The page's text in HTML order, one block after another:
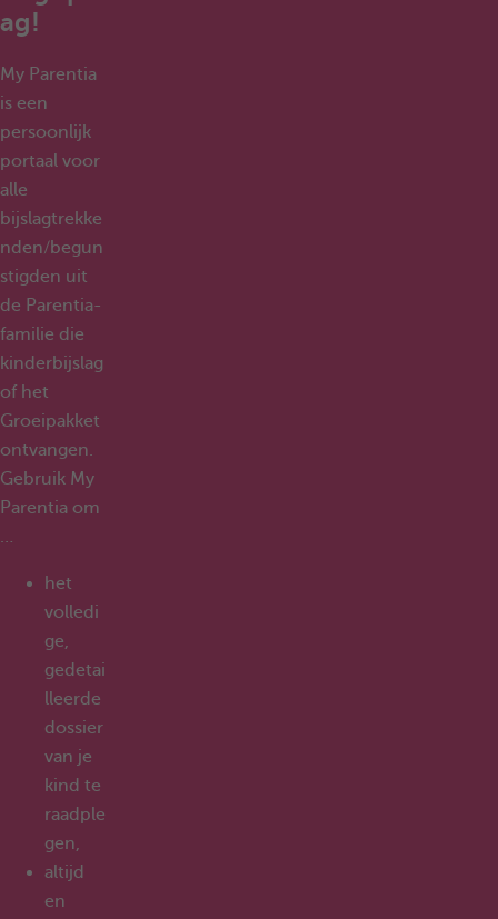
ag!
My Parentia
is een
persoonlijk
portaal voor
alle
bijslagtrekke
nden/begun
stigden uit
de Parentia-
familie die
kinderbijslag
of het
Groeipakket
ontvangen.
Gebruik My
Parentia om
…
het
volledi
ge,
gedetai
lleerde
dossier
van je
kind te
raadple
gen,
altijd
en